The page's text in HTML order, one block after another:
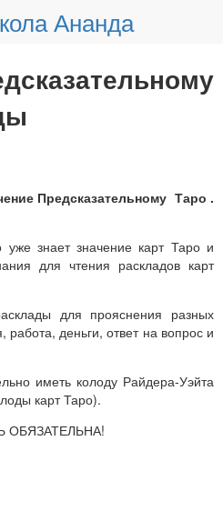
Ананда
Предсказательному Таро .
уже знает значение карт Таро и
для чтения раскладов карт
для прояснения разных
деньги, ответ на вопрос и
иметь колоду Райдера-Уэйта
карт Таро).
ОБЯЗАТЕЛЬНА!